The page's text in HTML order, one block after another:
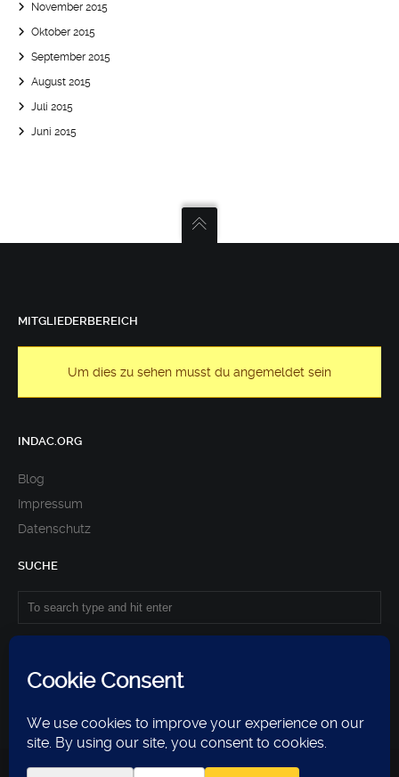
November 2015
Oktober 2015
September 2015
August 2015
Juli 2015
Juni 2015
MITGLIEDERBEREICH
Um dies zu sehen musst du angemeldet sein
INDAC.ORG
Blog
Impressum
Datenschutz
SUCHE